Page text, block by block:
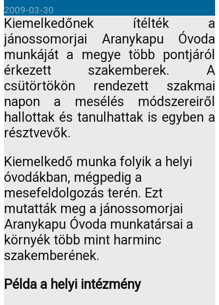
2009-03-30
Kiemelkedőnek ítélték a
jánossomorjai Aranykapu Óvoda
munkáját a megye több pontjáról
érkezett szakemberek. A
csütörtökön rendezett szakmai
napon a mesélés módszereiről
hallottak és tanulhattak is egyben a
résztvevők.
Kiemelkedő munka folyik a helyi
óvodákban, mégpedig a
mesefeldolgozás terén. Ezt
mutatták meg a jánossomorjai
Aranykapu Óvoda munkatársai a
környék több mint harminc
szakemberének.
Példa a helyi intézmény